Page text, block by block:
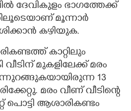
ദേവികുളം ഭാഗത്തേക്ക്
മൂന്നാർ
കഴിയുക.
കാറ്റിലും
മുകളിലേക്ക് മരം
13
മരം വീണ് വീടിന്റെ
ആശാരികണ്ടം